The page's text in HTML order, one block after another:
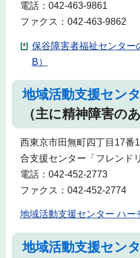
電話：042-463-9861
ファクス：042-463-9862
保谷障害者福祉センター
B）
地域活動支援セン
（主に精神障害の
西東京市田無町四丁目17
合支援センター「フレンド
電話：042-452-2773
ファクス：042-452-2774
地域活動支援センター ハー
地域活動支援セン